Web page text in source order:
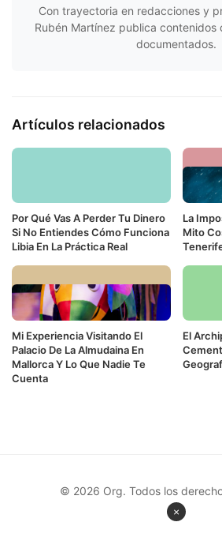
Con trayectoria en redacciones y
Rubén Martínez publica contenidos
documentados.
Artículos relacionados
Por Qué Vas A Perder Tu Dinero
Si No Entiendes Cómo Funciona
Libia En La Práctica Real
La
Mito
Mi Experiencia Visitando El
Palacio De La Almudaina En
Mallorca Y Lo Que Nadie Te
Cuenta
El
×
© 2026 Org. Todos los